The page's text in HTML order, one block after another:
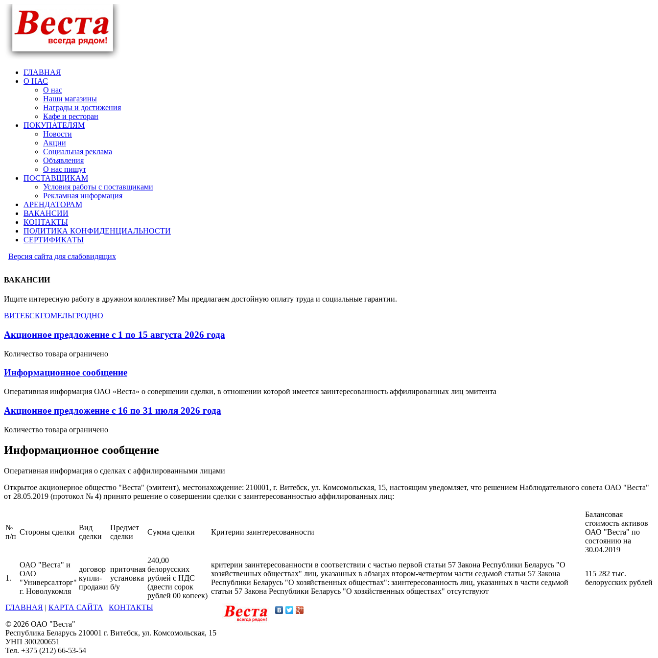
ГЛАВНАЯ
О НАС
О нас
Наши магазины
Награды и достижения
Кафе и ресторан
ПОКУПАТЕЛЯМ
Новости
Акции
Социальная реклама
Объявления
О нас пишут
ПОСТАВЩИКАМ
Условия работы с поставщиками
Рекламная информация
АРЕНДАТОРАМ
ВАКАНСИИ
КОНТАКТЫ
ПОЛИТИКА КОНФИДЕНЦИАЛЬНОСТИ
СЕРТИФИКАТЫ
Версия сайта для слабовидящих
ВАКАНСИИ
Ищите интересную работу в дружном коллективе? Мы предлагаем достойную оплату труда и социальные гарантии.
ВИТЕБСКГОМЕЛЬГРОДНО
Акционное предложение с 1 по 15 августа 2026 года
Количество товара ограничено
Информационное сообщение
Оперативная информация ОАО «Веста» о совершении сделки, в отношении которой имеется заинтересованность аффилированных лиц эмитента
Акционное предложение с 16 по 31 июля 2026 года
Количество товара ограничено
Информационное сообщение
Оперативная информация о сделках с аффилированными лицами
Открытое акционерное общество "Веста" (эмитент), местонахождение: 210001, г. Витебск, ул. Комсомольская, 15, настоящим уведомляет, что решением Наблюдательного совета ОАО "Веста"
от 28.05.2019 (протокол № 4) принято решение о совершении сделки с заинтересованностью аффилированных лиц:
№
п/п
Стороны сделки
Вид
сделки
Предмет
сделки
Сумма сделки Критерии заинтересованности
Балансовая
стоимость активов
ОАО "Веста" по
состоянию на
30.04.2019
1.
ОАО "Веста" и
ОАО
"Универсалторг"
г. Новолукомля
договор
купли-
продажи
приточная
установка
б/у
240,00
белорусских
рублей с НДС
(двести сорок
рублей 00 копеек)
критерии заинтересованности в соответствии с частью первой статьи 57 Закона Республики Беларусь "О
хозяйственных обществах" лиц, указанных в абзацах втором-четвертом части седьмой статьи 57 Закона
Республики Беларусь "О хозяйственных обществах": заинтересованность лиц, указанных в части седьмой
статьи 57 Закона Республики Беларусь "О хозяйственных обществах" отсутствуют
115 282 тыс.
белорусских рублей
ГЛАВНАЯ | КАРТА САЙТА | КОНТАКТЫ
© 2026 ОАО "Веста"
Республика Беларусь 210001 г. Витебск, ул. Комсомольская, 15
УНП 300200651
Тел. +375 (212) 66-53-54